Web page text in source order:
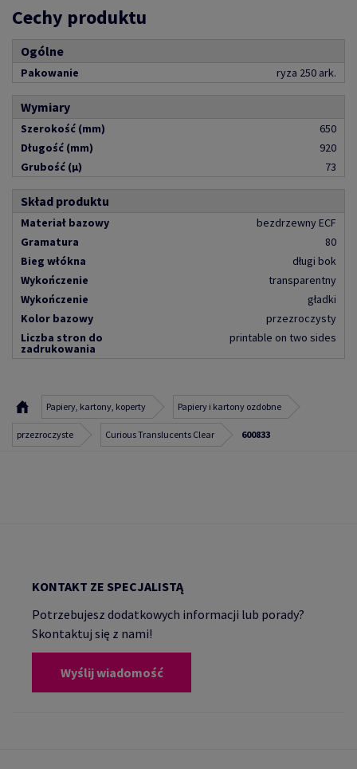
Cechy produktu
Ogólne
Pakowanie ryza 250 ark.
Wymiary
Szerokość (mm)
650
Długość (mm)
920
Grubość (µ)
73
Skład produktu
Materiał bazowy
bezdrzewny ECF
Gramatura
80
Bieg włókna
długi bok
Wykończenie
transparentny
Wykończenie
gładki
Kolor bazowy
przezroczysty
Liczba stron do
zadrukowania
printable on two sides
Papiery, kartony, koperty Papiery i kartony ozdobne
przezroczyste Curious Translucents Clear 600833
KONTAKT ZE SPECJALISTĄ
Potrzebujesz dodatkowych informacji lub porady?
Skontaktuj się z nami!
Wyślij wiadomość